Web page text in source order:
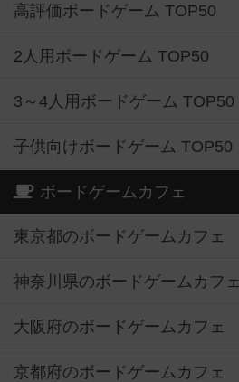
高評価ボードゲーム TOP50
2人用ボードゲーム TOP50
3～4人用ボードゲーム TOP50
子供向けボードゲーム TOP50
ボードゲームカフェ
東京都のボードゲームカフェ
神奈川県のボードゲームカフェ
大阪府のボードゲームカフェ
京都府のボードゲームカフェ